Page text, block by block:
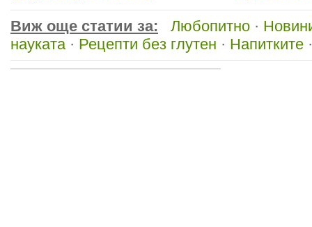
Виж още статии за: Любопитно ·
науката· Рецепти без глутен · Напитките